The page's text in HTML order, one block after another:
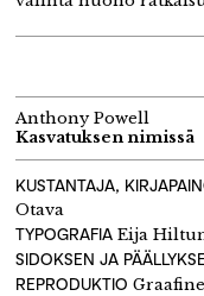
Anthony Powell
Kasvatuksen nimissä
KUSTANTAJA,
Otava
TYPOGRAFIA Eija
SIDOKSEN JA
REPRODUKTIO